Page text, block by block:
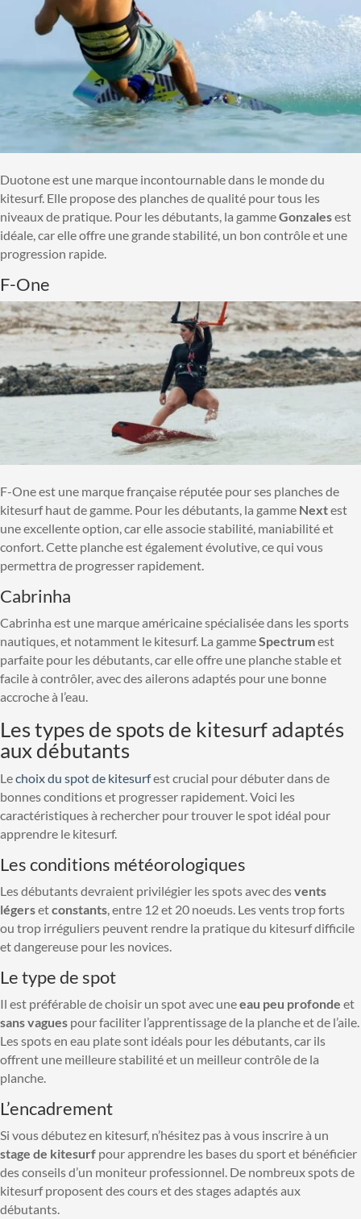
Duotone est une marque incontournable dans le monde du
kitesurf. Elle propose des planches de qualité pour tous les
niveaux de pratique. Pour les débutants, la gammeGonzalesest
idéale, car elle offre une grande stabilité, un bon contrôle et une
progression rapide.
F-One
F-One est une marque française réputée pour ses planches de
kitesurf haut de gamme. Pour les débutants, la gamme Nextest
une excellente option, car elle associe stabilité, maniabilité et
confort. Cette planche est également évolutive, ce qui vous
permettra de progresser rapidement.
Cabrinha
Cabrinha est une marque américaine spécialisée dans les sports
nautiques, et notamment le kitesurf. La gammeSpectrumest
parfaite pour les débutants, car elle offre une planche stable et
facile à contrôler, avec des ailerons adaptés pour une bonne
accroche à l’eau.
Les types de spots de kitesurf adaptés
aux débutants
Lechoix du spot de kitesurfest crucial pour débuter dans de
bonnes conditions et progresser rapidement. Voici les
caractéristiques à rechercher pour trouver le spot idéal pour
apprendre le kitesurf.
Les conditions météorologiques
Les débutants devraient privilégier les spots avec desvents
légersetconstants, entre 12 et 20 noeuds. Les vents trop forts
ou trop irréguliers peuvent rendre la pratique du kitesurf difficile
et dangereuse pour les novices.
Le type de spot
Il est préférable de choisir un spot avec uneeau peu profonde et
sans vagues pour faciliter l’apprentissage de la planche et de l’aile.
Les spots en eau plate sont idéals pour les débutants, car ils
offrent une meilleure stabilité et un meilleur contrôle de la
planche.
L’encadrement
Si vous débutez en kitesurf, n’hésitez pas à vous inscrire à un
stage de kitesurf pour apprendre les bases du sport et bénéficier
des conseils d’un moniteur professionnel. De nombreux spots de
kitesurf proposent des cours et des stages adaptés aux
débutants.